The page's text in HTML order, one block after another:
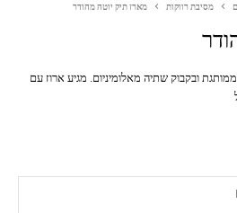
מסיבת רווקות מארז תיק יוטה מהודר
ובקבוק שתיה מאלומיניום. מגיע ארוז עם